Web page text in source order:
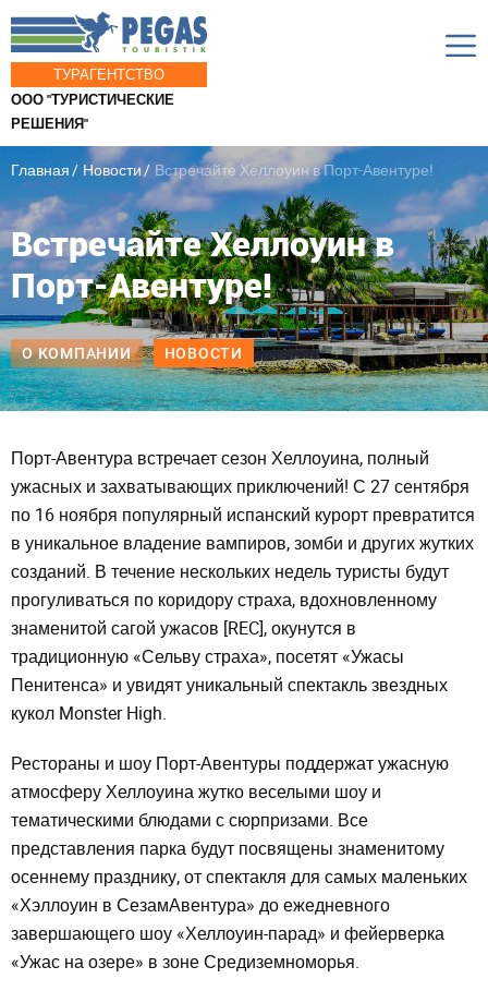
ТУРАГЕНТСТВО
ООО "ТУРИСТИЧЕСКИЕ
РЕШЕНИЯ"
Главная Новости Встречайте Хеллоуин в Порт-Авентуре!
Встречайте Хеллоуин в
Порт-Авентуре!
О КОМПАНИИ НОВОСТИ
Порт-Авентура встречает сезон Хеллоуина, полный
ужасных и захватывающих приключений! С 27 сентября
по 16 ноября популярный испанский курорт превратится
в уникальное владение вампиров, зомби и других жутких
созданий. В течение нескольких недель туристы будут
прогуливаться по коридору страха, вдохновленному
знаменитой сагой ужасов [REC], окунутся в
традиционную «Сельву страха», посетят «Ужасы
Пенитенса» и увидят уникальный спектакль звездных
кукол Monster High.
Рестораны и шоу Порт-Авентуры поддержат ужасную
атмосферу Хеллоуина жутко веселыми шоу и
тематическими блюдами с сюрпризами. Все
представления парка будут посвящены знаменитому
осеннему празднику, от спектакля для самых маленьких
«Хэллоуин в СезамАвентура» до ежедневного
завершающего шоу «Хеллоуин-парад» и фейерверка
«Ужас на озере» в зоне Средиземноморья.